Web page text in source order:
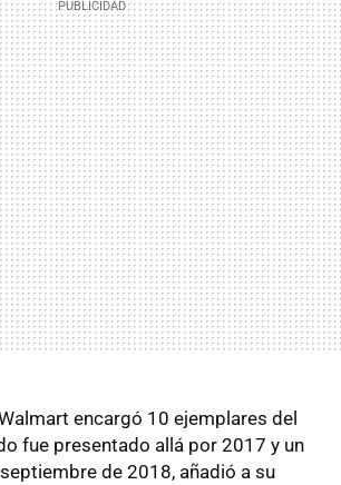
encargó 10 ejemplares del
fue presentado allá por 2017 y un
de 2018, añadió a su